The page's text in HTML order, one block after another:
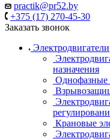
practik@pr52.by
+375 (17) 270-45-30
Заказать звонок
Электродвигатели
назначения
Однофазные
Крановые